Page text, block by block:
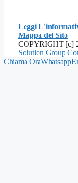
Leggi
Mappa del Sito
COPYRIGHT [c]
Solution Group
Chiama OraWhatsapp